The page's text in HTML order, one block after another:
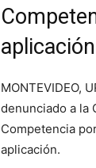
aplicación
MONTEVIDEO,
denunciado a la
Competencia
aplicación.